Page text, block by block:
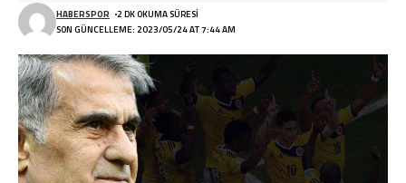
SON GÜNCELLEME: 2023/05/24 AT 7:44 AM
HABERSPOR 2 DK OKUMA SÜRESI